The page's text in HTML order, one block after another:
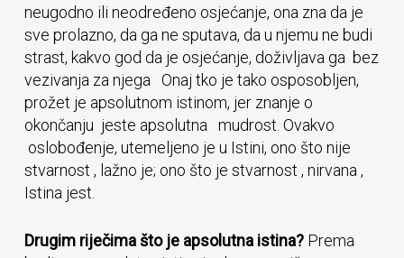
neugodno ili neodređeno osjećanje, ona zna da je
sve prolazno, da ga ne sputava, da u njemu ne budi
strast, kakvo god da je osjećanje, doživljava ga bez
vezivanja za njega Onaj tko je tako osposobljen,
prožet je apsolutnom istinom, jer znanje o
okončanju jeste apsolutna mudrost. Ovakvo
oslobođenje, utemeljeno je u Istini, ono što nije
stvarnost , lažno je; ono što je stvarnost , nirvana ,
Istina jest.
Drugim riječima što je apsolutna istina? Prema